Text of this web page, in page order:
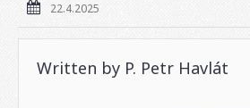
22.4.2025
Written by P. Petr Havlát